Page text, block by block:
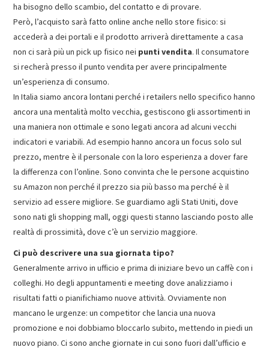
ha bisogno dello scambio, del contatto e di provare.
Però, l’acquisto sarà fatto online anche nello store fisico: si
accederà a dei portali e il prodotto arriverà direttamente a casa
non ci sarà più un pick up fisico nei punti vendita. Il consumatore
si recherà presso il punto vendita per avere principalmente
un’esperienza di consumo.
In Italia siamo ancora lontani perché i retailers nello specifico hanno
ancora una mentalità molto vecchia, gestiscono gli assortimenti in
una maniera non ottimale e sono legati ancora ad alcuni vecchi
indicatori e variabili. Ad esempio hanno ancora un focus solo sul
prezzo, mentre è il personale con la loro esperienza a dover fare
la differenza con l’online. Sono convinta che le persone acquistino
su Amazon non perché il prezzo sia più basso ma perché è il
servizio ad essere migliore. Se guardiamo agli Stati Uniti, dove
sono nati gli shopping mall, oggi questi stanno lasciando posto alle
realtà di prossimità, dove c’è un servizio maggiore.
Ci può descrivere una sua giornata tipo?
Generalmente arrivo in ufficio e prima di iniziare bevo un caffè con i
colleghi. Ho degli appuntamenti e meeting dove analizziamo i
risultati fatti o pianifichiamo nuove attività. Ovviamente non
mancano le urgenze: un competitor che lancia una nuova
promozione e noi dobbiamo bloccarlo subito, mettendo in piedi un
nuovo piano. Ci sono anche giornate in cui sono fuori dall’ufficio e